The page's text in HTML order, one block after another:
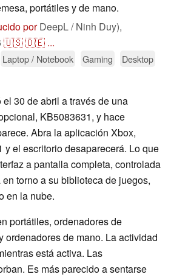
portátiles y de mano.
porDeepL / Ninh Duy),
🇺🇸🇩🇪 ...
Laptop / Notebook Gaming
Desktop
30 de abril a través de una
KB5083631, y hace
Abra la aplicación Xbox,
y el escritorio desaparecerá. Lo que
a pantalla completa, controlada
torno a su biblioteca de juegos,
en la nube.
portátiles, ordenadores de
ordenadores de mano. La actividad
está activa. Las
Es más parecido a sentarse